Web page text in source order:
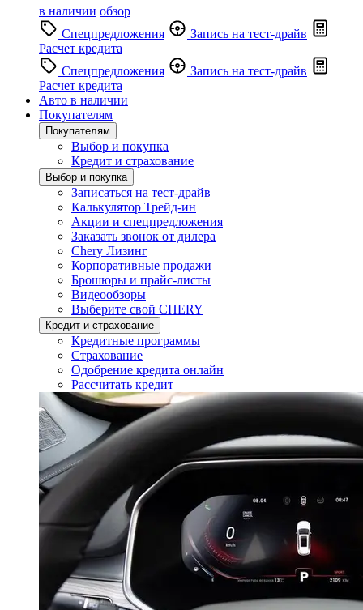
в наличии обзор
Спецпредложения
Запись на тест-драйв
Расчет кредита
Спецпредложения
Запись на тест-драйв
Расчет кредита
Авто в наличии
Покупателям
Покупателям
Выбор и покупка
Кредит и страхование
Выбор и покупка
Записаться на тест-драйв
Калькулятор Трейд-ин
Акции и спецпредложения
Заказать звонок от дилера
Chery Лизинг
Корпоративные продажи
Брошюры и прайс-листы
Видеообзоры
Выберите свой CHERY
Кредит и страхование
Кредитные программы
Страхование
Одобрение кредита онлайн
Рассчитать кредит